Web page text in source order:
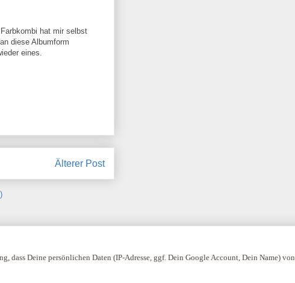
hat mir selbst
diese Albumform
eines.
Älterer Post
Deine persönlichen Daten (IP-Adresse, ggf. Dein Google Account, Dein Name) von